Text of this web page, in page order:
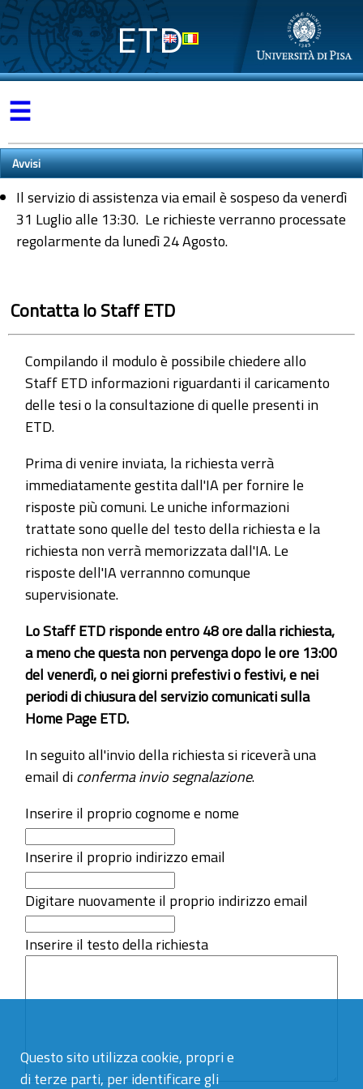
Questo sito utilizza cookie, propri e
di terze parti, per identificare gli
ETD
☰
Avvisi
Il servizio di assistenza via email è sospeso da venerdì
31 Luglio alle 13:30. Le richieste verranno processate
regolarmente da lunedì 24 Agosto.
Contatta lo Staff ETD
Compilando il modulo è possibile chiedere allo
Staff ETD informazioni riguardanti il caricamento
delle tesi o la consultazione di quelle presenti in
ETD.
Prima di venire inviata, la richiesta verrà
immediatamente gestita dall'IA per fornire le
risposte più comuni. Le uniche informazioni
trattate sono quelle del testo della richiesta e la
richiesta non verrà memorizzata dall'IA. Le
risposte dell'IA verrannno comunque
supervisionate.
Lo Staff ETD risponde entro 48 ore dalla richiesta,
a meno che questa non pervenga dopo le ore 13:00
del venerdì, o nei giorni prefestivi o festivi, e nei
periodi di chiusura del servizio comunicati sulla
Home Page ETD.
In seguito all'invio della richiesta si riceverà una
email diconferma invio segnalazione.
Inserire il proprio cognome e nome
Inserire il proprio indirizzo email
Digitare nuovamente il proprio indirizzo email
Inserire il testo della richiesta